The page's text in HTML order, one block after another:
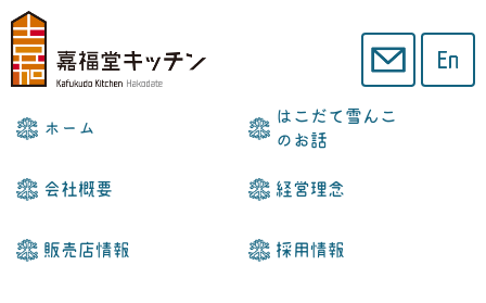
ホーム
はこだて雪んこ
のお話
会社概要 経営理念
販売店情報 採用情報